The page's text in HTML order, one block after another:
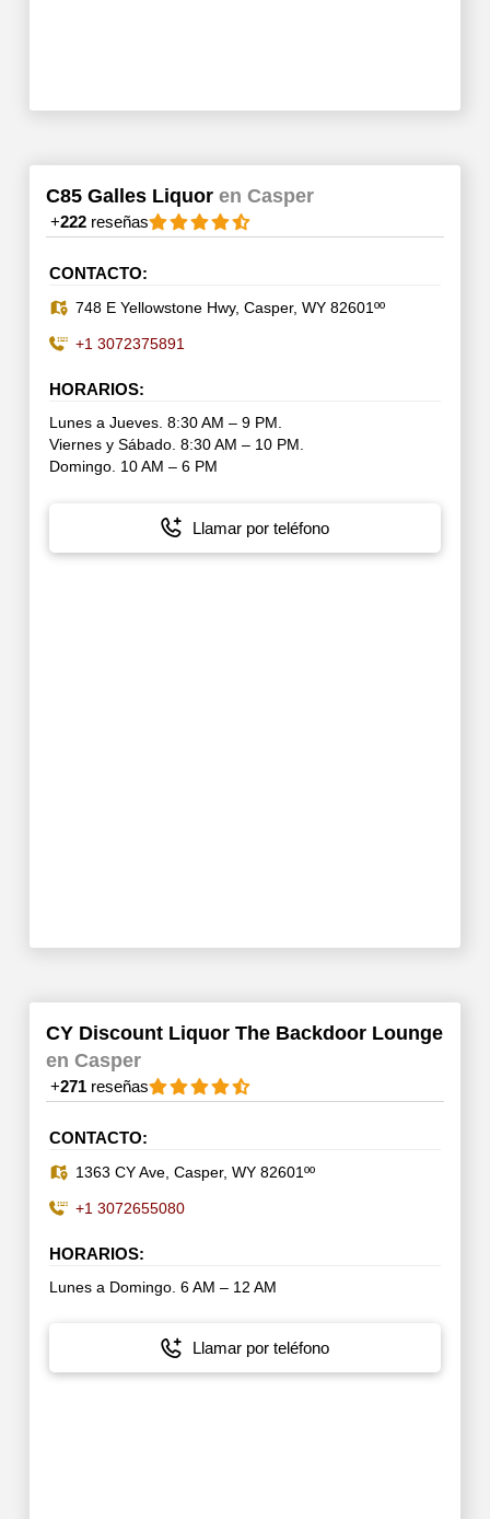
C85 Galles Liquor en Casper
+222reseñas
CONTACTO:
748 E Yellowstone Hwy, Casper, WY 82601ºº
+1 3072375891
HORARIOS:
Lunes a Jueves. 8:30 AM – 9 PM.
Viernes y Sábado. 8:30 AM – 10 PM.
Domingo. 10 AM – 6 PM
Llamar por teléfono
CY Discount Liquor The Backdoor Lounge
en Casper
+271reseñas
CONTACTO:
1363 CY Ave, Casper, WY 82601ºº
+1 3072655080
HORARIOS:
Lunes a Domingo. 6 AM – 12 AM
Llamar por teléfono